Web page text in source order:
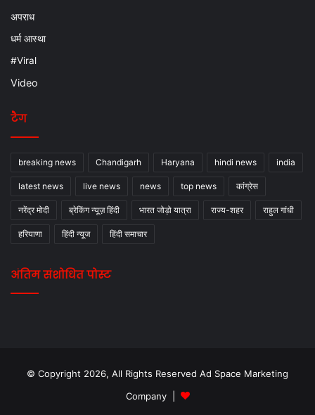
अपराध
धर्म आस्था
#Viral
Video
टैग
breaking news Chandigarh Haryana hindi news india
latest news live news news top news कांग्रेस
नरेंद्र मोदी ब्रेकिंग न्यूज़ हिंदी भारत जोड़ो यात्रा राज्य-शहर राहुल गांधी
हरियाणा हिंदी न्यूज हिंदी समाचार
अंतिम संशोधित पोस्ट
© Copyright 2026, All Rights Reserved Ad Space Marketing
Company |